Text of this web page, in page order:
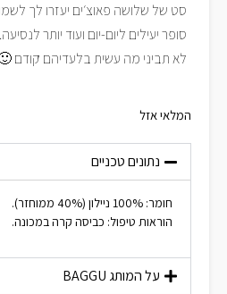
סט של שלושה פאוצ׳ים יעזרו לך
סופר יעילים ליום-יום ועוד יותר לנסיעה.
לא תביני מה עשית בלעדיהם קודם
המלאי אזל
נתונים טכניים
חומר: 100% ניילון (40% ממוחזר).
הוראות טיפול: כביסה קרה במכונה.
על המותג BAGGU